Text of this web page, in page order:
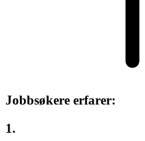
Jobbsøkere erfarer:
1.